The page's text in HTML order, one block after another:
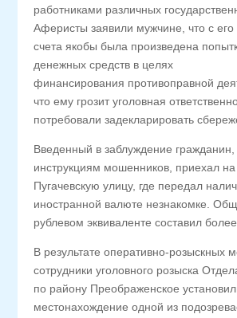
работниками различных
Аферисты заявили мужчине, что с его
счета якобы была произведена
денежных средств в целях
финансирования противоправной
что ему грозит уголовная
потребовали задекларировать
Введенный в заблуждение гражданин,
инструкциям мошенников, приехал
Пугачевскую улицу, где передал
иностранной валюте незнакомке.
рублевом эквиваленте составил
В результате оперативно-розыскных
сотрудники уголовного розыска
по району Преображенское
местонахождение одной из